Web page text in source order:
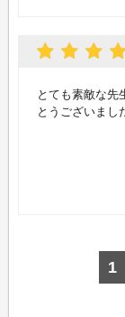
とても素敵な先
とうございまし
1